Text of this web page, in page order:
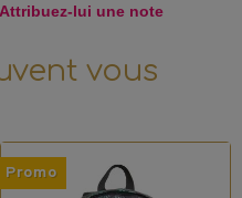
Attribuez-lui une note
vous
Promo